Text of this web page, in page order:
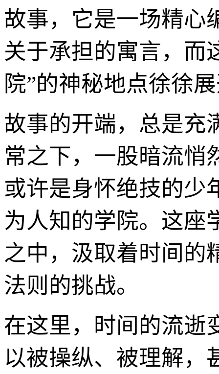
故事，它是一场精心
关于承担的寓言，而
院”的神秘地点徐徐
故事的开端，总是充
常之下，一股暗流悄
或许是身怀绝技的少
为人知的学院。这座
之中，汲取着时间的
法则的挑战。
在这里，时间的流逝
以被操纵、被理解，